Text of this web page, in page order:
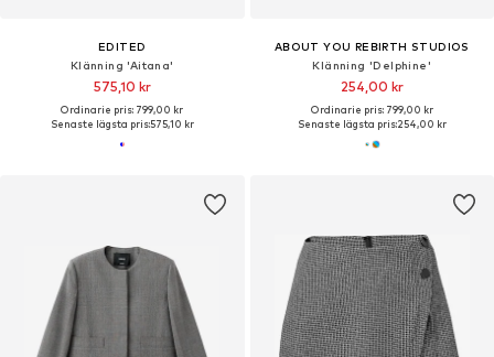
EDITED
Klänning 'Aitana'
575,10 kr
Ordinarie pris: 799,00 kr
Senaste lägsta pris:575,10 kr
ABOUT YOU REBIRTH STUDIOS
Klänning 'Delphine'
254,00 kr
Ordinarie pris: 799,00 kr
Senaste lägsta pris:254,00 kr